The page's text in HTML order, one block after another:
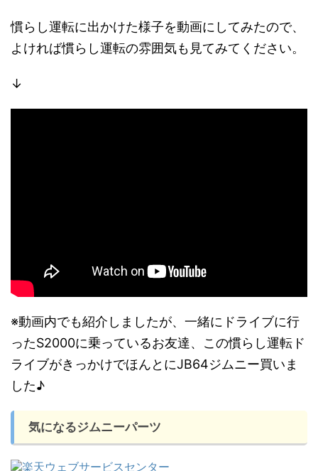
慣らし運転に出かけた様子を動画にしてみたので、
よければ慣らし運転の雰囲気も見てみてください。
↓
※動画内でも紹介しましたが、一緒にドライブに行
ったS2000に乗っているお友達、この慣らし運転ド
ライブがきっかけでほんとにJB64ジムニー買いま
した♪
気になるジムニーパーツ